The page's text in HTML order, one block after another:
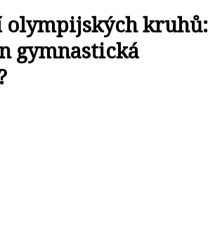
olympijských kruhů:
gymnastická